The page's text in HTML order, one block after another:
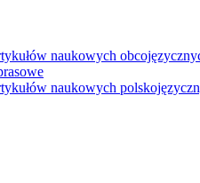
naukowych
naukowych